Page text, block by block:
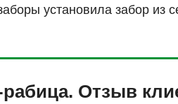
установила забор из
Отзыв